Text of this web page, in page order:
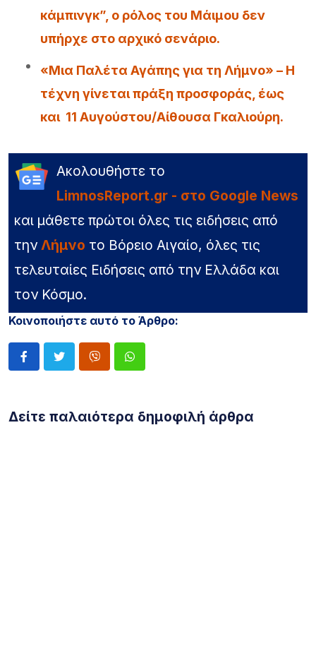
κάμπινγκ”, ο ρόλος του Μάιμου δεν
υπήρχε στο αρχικό σενάριο.
«Μια Παλέτα Αγάπης για τη Λήμνο» – Η
τέχνη γίνεται πράξη προσφοράς, έως
και 11 Αυγούστου/Αίθουσα Γκαλιούρη.
Ακολουθήστε το
LimnosReport.gr - στο Google News
και μάθετε πρώτοι όλες τις ειδήσεις από
την Λήμνο το Βόρειο Αιγαίο, όλες τις
τελευταίες Ειδήσεις από την Ελλάδα και
τον Κόσμο.
Κοινοποιήστε αυτό το Άρθρο:
Δείτε παλαιότερα δημοφιλή άρθρα